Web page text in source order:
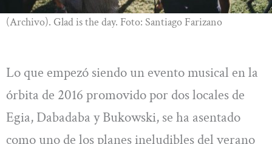
(Archivo). Glad is the day. Foto: Santiago Farizano
Lo que empezó siendo un evento musical en la
órbita de 2016 promovido por dos locales de
Egia, Dabadaba y Bukowski, se ha asentado
como uno de los planes ineludibles del verano